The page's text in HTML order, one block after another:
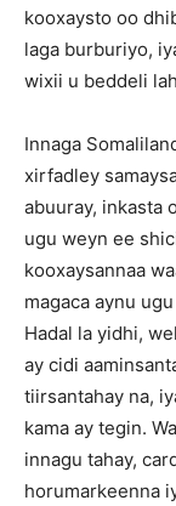
kooxaysto oo
laga burburiyo,
wixii u beddeli
Innaga
xirfadley
abuuray, inkasta
ugu weyn ee
kooxaysannaa
magaca aynu
Hadal la yidhi,
ay cidi
tiirsantahay na,
kama ay tegin.
innagu tahay,
horumarkeenna